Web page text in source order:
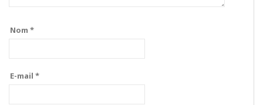
Nom *
E-mail *